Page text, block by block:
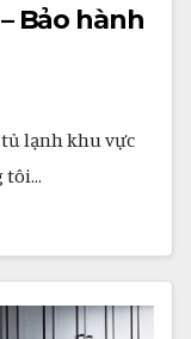
Bảo hành
lạnh khu vực
tôi…